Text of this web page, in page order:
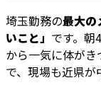
埼玉勤務の最大の
いこと」 です。朝
から一気に体が
で、現場も近県が